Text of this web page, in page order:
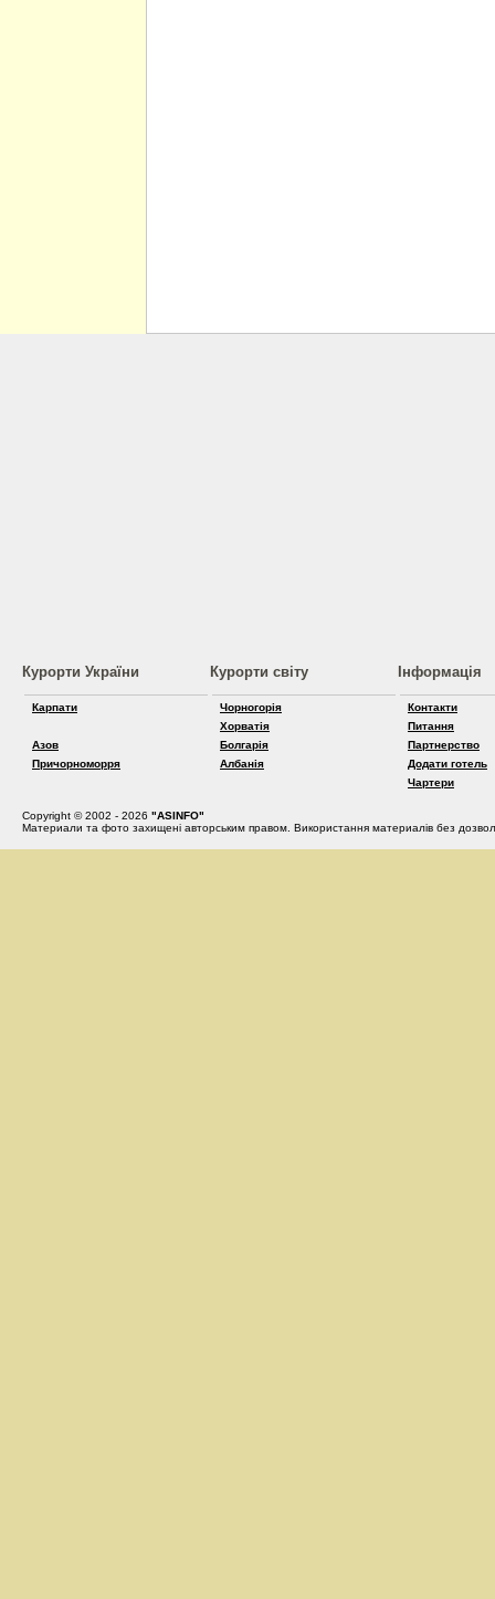
Курорти України
Карпати
Азов
Причорноморря
Курорти світу
Чорногорія
Хорватія
Болгарія
Албанія
Інформація
Контакти
Питання
Партнерство
Додати готель
Чартери
Copyright © 2002 - 2026 "ASINFO"
Материали та фото захищені авторським правом. Використання материалів без